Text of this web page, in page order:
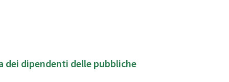
dipendenti delle pubbliche